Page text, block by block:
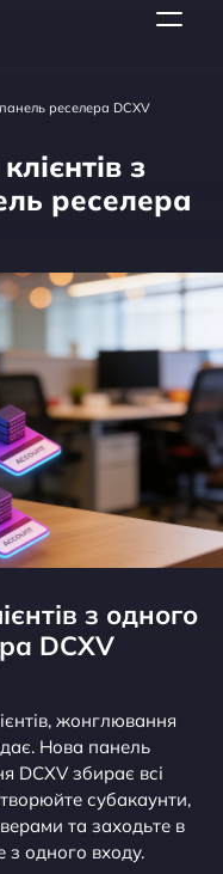
реселера DCXV
з
реселера
з одного
DCXV
жонглювання
Нова панель
DCXV збирає всі
субакаунти,
та заходьте в
з одного входу.